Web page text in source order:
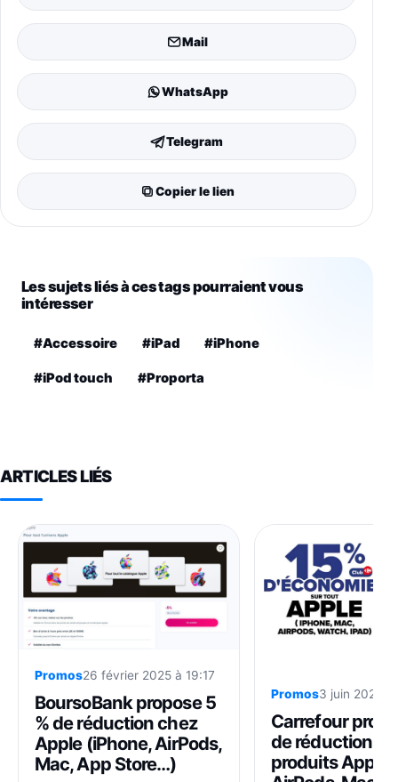
Mail
WhatsApp
Telegram
Copier le lien
Les sujets liés à ces tags pourraient vous
intéresser
#Accessoire #iPad #iPhone
#iPod touch #Proporta
ARTICLES LIÉS
Promos26 février 2025 à 19:17
BoursoBank propose 5
% de réduction chez
Apple (iPhone, AirPods,
Mac, App Store…)
Promos3 juin 2025
Carrefour
de réduction
produits Apple